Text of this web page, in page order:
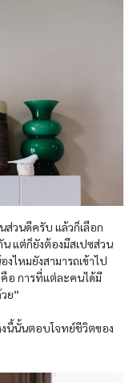
ส่วนดีครับ แล้วก็เลือก
แต่ก็ยังต้องมีสเปซส่วน
งไหมยังสามารถเข้าไป
อ การที่แต่ละคนได้มี
ย”
นี้นั้นตอบโจทย์ชีวิตของ